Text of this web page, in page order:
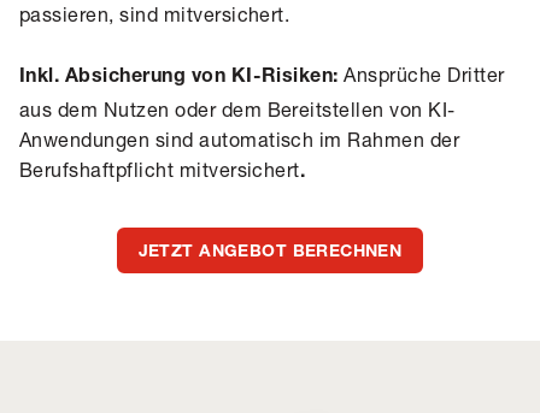
passieren, sind mitversichert.
Inkl. Absicherung von KI-Risiken: Ansprüche Dritter
aus dem Nutzen oder dem Bereitstellen von KI-
Anwendungen sind automatisch im Rahmen der
Berufshaftpflicht mitversichert.
JETZT ANGEBOT BERECHNEN